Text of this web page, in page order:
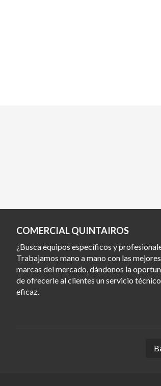
COMERCIAL QUINTAIROS
¿Busca equipos específicos y
Trabajamos mano a mano con las mejores
marcas del mercado, dándonos la
de ofrecerle al clientes un servicio técnico
eficaz.